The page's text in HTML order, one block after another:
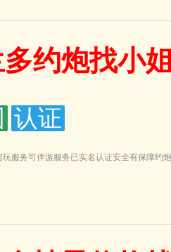
约炮找小
认证
服务可伴游服务已实名认证安全有保障约